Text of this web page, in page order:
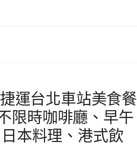
運台北車站美食餐
限時咖啡廳、早午
本料理、港式飲